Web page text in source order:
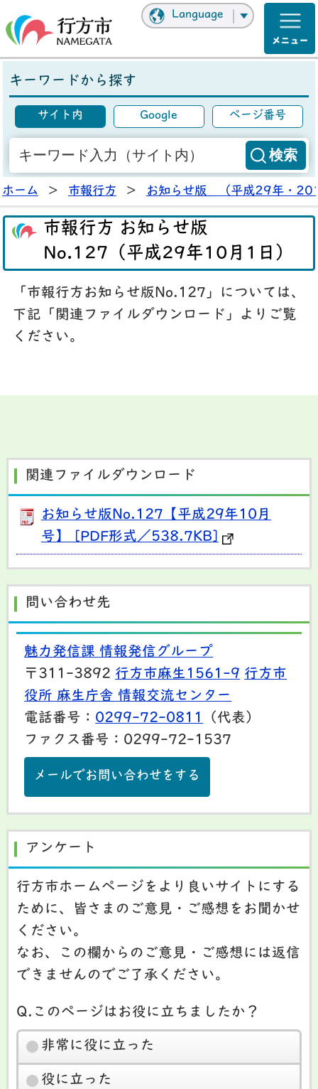
Language
キーワードから探す
サイト内 Google ページ番号
ホーム > 市報行方 > お知らせ版 （平成29年・
市報行方 お知らせ版
No.127（平成29年10月1日）
「市報行方お知らせ版No.127」については、
下記「関連ファイルダウンロード」よりご覧
ください。
関連ファイルダウンロード
お知らせ版No.127【平成29年10月
号】 [PDF形式／538.7KB]
問い合わせ先
魅力発信課 情報発信グループ
〒311-3892 行方市麻生1561-9 行方市
役所 麻生庁舎 情報交流センター
電話番号： 0299-72-0811
（代表）
ファクス番号：0299-72-1537
メールでお問い合わせをする
アンケート
行方市ホームページをより良いサイトにする
ために、皆さまのご意見・ご感想をお聞かせ
ください。
なお、この欄からのご意見・ご感想には返信
できませんのでご了承ください。
Q.このページはお役に立ちましたか？
非常に役に立った
役に立った